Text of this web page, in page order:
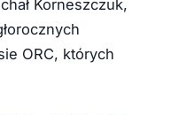
Korneszczuk,
ORC, których